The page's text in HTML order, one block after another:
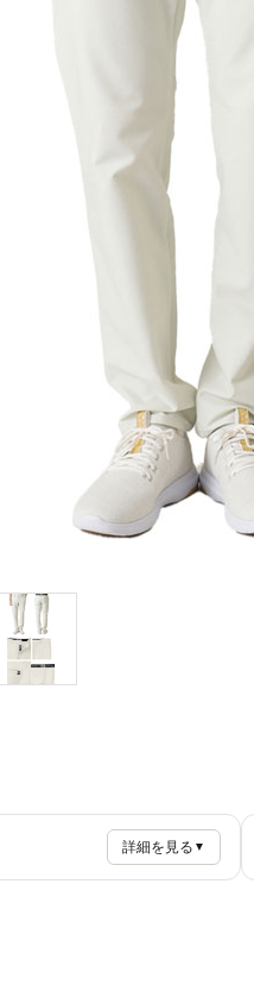
詳細を見る ▼